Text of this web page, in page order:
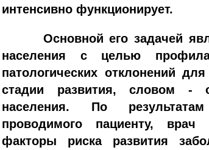
интенсивно функционирует.
Основной его задачей
населения с целью
патологических отклонений
стадии развития, словом -
населения. По
проводимого пациенту, врач
факторы риска развития